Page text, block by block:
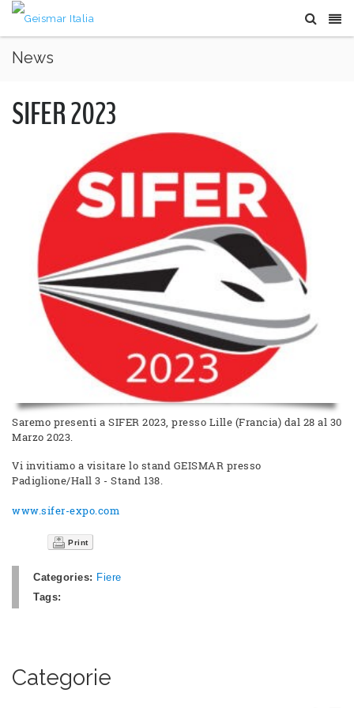
News
SIFER 2023
Saremo presenti a SIFER 2023, presso Lille (Francia) dal 28 al 30
Marzo 2023.
Vi invitiamo a visitare lo stand GEISMAR presso
Padiglione/Hall 3 - Stand 138.
www.sifer-expo.com
Print
Categories: Fiere
Tags:
Categorie